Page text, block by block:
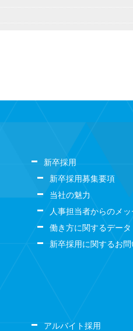
新卒採用
新卒採用募集要項
当社の魅力
人事担当者からのメ
働き方に関するデータ
新卒採用に関するお
アルバイト採用